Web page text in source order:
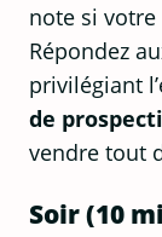
note si
Répondez
privilégiant
de
vendre tout
Soir (10